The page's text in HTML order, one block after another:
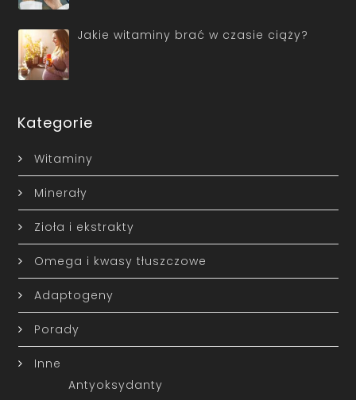
Jakie witaminy brać w czasie ciąży?
Kategorie
Witaminy
Minerały
Zioła i ekstrakty
Omega i kwasy tłuszczowe
Adaptogeny
Porady
Inne
Antyoksydanty